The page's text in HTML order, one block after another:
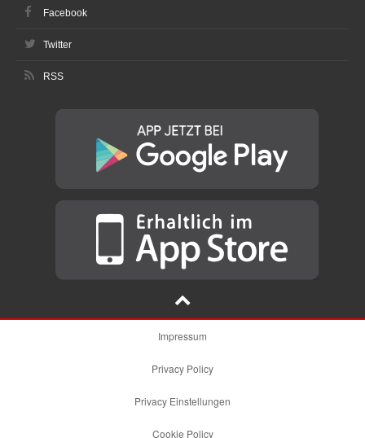
Facebook
Twitter
RSS
Impressum
Privacy Policy
Privacy Einstellungen
Cookie Policy